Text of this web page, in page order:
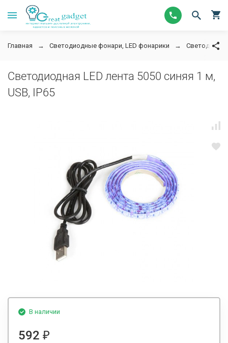
Главная Светодиодные фонари, LED фонарики
Светодиодная LED лента 5050 синяя 1 м,
USB, IP65
В наличии
592 ₽